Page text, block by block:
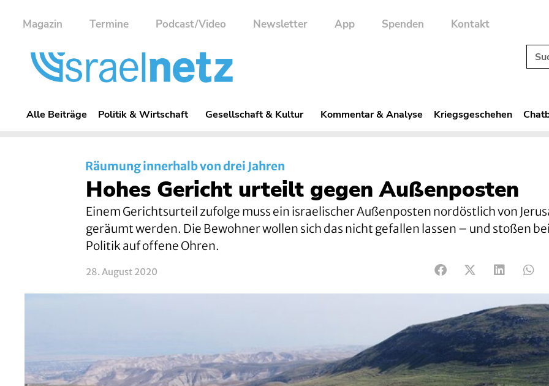
Magazin Termine Podcast/Video Newsletter App Spenden Kontakt
Alle Beiträge Politik & Wirtschaft Gesellschaft & Kultur Kommentar & Analyse Kriegsgeschehen
Räumung innerhalb von drei Jahren
Hohes Gericht urteilt gegen Außenposten
Einem Gerichtsurteil zufolge muss ein israelischer Außenposten nordöstlich von
geräumt werden. Die Bewohner wollen sich das nicht gefallen lassen – und stoßen
Politik auf offene Ohren.
28. August 2020